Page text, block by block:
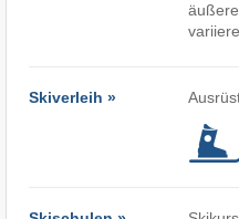
Skiverleih »